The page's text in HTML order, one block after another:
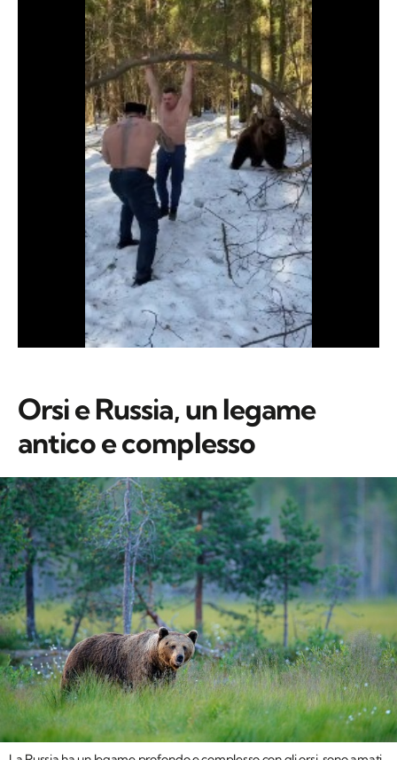
Orsi e Russia, un legame
antico e complesso